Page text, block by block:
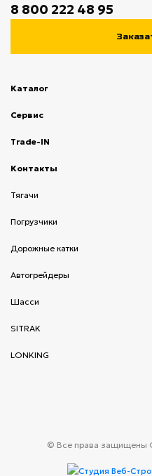
8 800 222 48 95
Каталог
Сервис
Trade-IN
Контакты
Тягачи
Погрузчики
Дорожные катки
Автогрейдеры
Шасси
SITRAK
LONKING
© Все права защищены